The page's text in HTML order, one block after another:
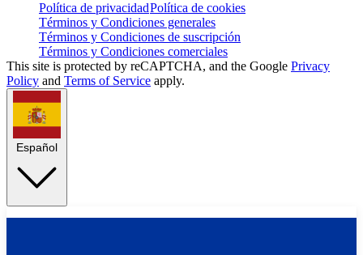
Política de privacidadPolítica de cookies
Términos y Condiciones generales
Términos y Condiciones de suscripción
Términos y Condiciones comerciales
This site is protected by reCAPTCHA, and the Google Privacy
Policy and Terms of Service apply.
Español